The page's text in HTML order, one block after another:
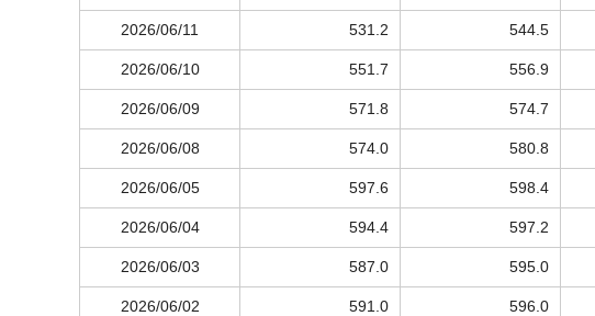
2026/06/11 531.2 544.5
2026/06/10 551.7 556.9
2026/06/09 571.8 574.7
2026/06/08 574.0 580.8
2026/06/05 597.6 598.4
2026/06/04 594.4 597.2
2026/06/03 587.0 595.0
2026/06/02 591.0 596.0